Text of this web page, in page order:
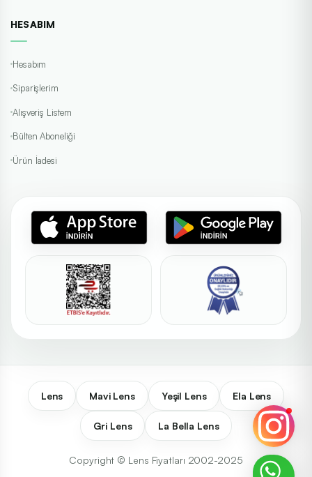
HESABIM
Hesabım
Siparişlerim
Alışveriş Listem
Bülten Aboneliği
Ürün İadesi
Lens Mavi Lens Yeşil Lens Ela Lens
Gri Lens La Bella Lens
Copyright © Lens Fiyatları 2002-2025